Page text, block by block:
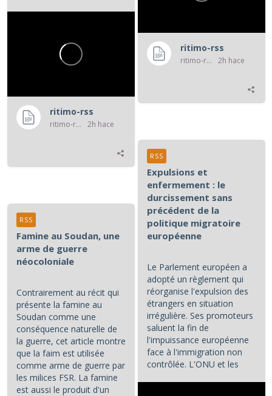
ritimo-rss
ritimo-rss 2h hace
ritimo-rss
ritimo-rss 2h hace
Expulsions et
enfermement : le
durcissement sans
précédent de la
politique migratoire
européenne
Le Parlement européen a
adopté un règlement qui
réorganise l'expulsion des
étrangers en situation
irrégulière. Ses promoteurs
saluent la fin de
l'impuissance européenne
face à l'immigration non
contrôlée. L'ONU et les
RSS
Famine au Soudan, une
arme de guerre
néocoloniale
Contrairement au récit qui
présente la famine au
Soudan comme une
conséquence naturelle de
la guerre, cet article montre
que la faim est utilisée
comme arme de guerre par
les milices FSR. La famine
est aussi le produit d'un
RSS